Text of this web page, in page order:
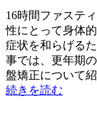
16時間ファステ
性にとって身体
症状を和らげる
事では、更年期
盤矯正について
続きを読む